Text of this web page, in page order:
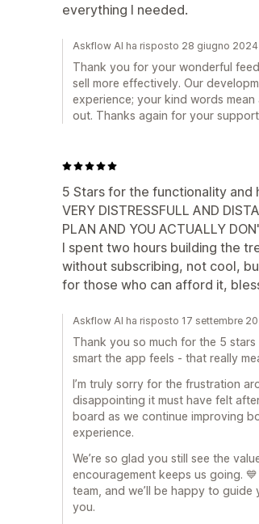
everything I needed.
Askflow AI ha risposto 28 giugno 2024
Thank you for your wonderful
sell more effectively. Our
experience; your kind words
out. Thanks again for your
5 Stars for the functionality and
VERY DISTRESSFULL AND
PLAN AND YOU ACTUALLY
I spent two hours building the
without subscribing, not cool,
for those who can afford it,
Askflow AI ha risposto 17 settembre
Thank you so much for the 5
smart the app feels - that really
I’m truly sorry for the frustration
disappointing it must have felt
board as we continue improving
experience.
We’re so glad you still see the
encouragement keeps us going.
team, and we’ll be happy to
you.